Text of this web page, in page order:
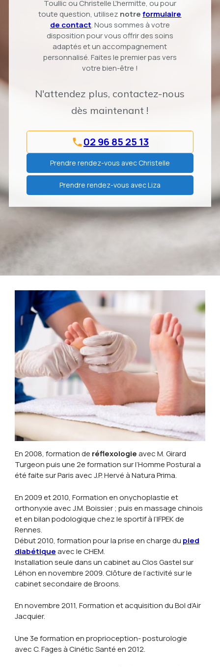
Toullic ou Christelle L'hermitte, ou pour
toute question, utilisez notreformulaire
de contact. Nous sommes à votre
disposition pour vous offrir des soins
adaptés et un accompagnement
personnalisé. Faites le premier pas vers
votre bien-être !
N'attendez plus, contactez-nous
dès maintenant !
02 96 85 25 13
Prendre rendez-vous avec Christelle
Prendre rendez-vous avec Liza
En 2008, formation de réflexologieavec M. Girard
Turgeon puis une 2e formation sur l’Homme Postural a
été faite sur Paris avec J.P. Hervé à Natura Prima.
En 2009 et 2010, Formation en onychoplastie et
orthonyxie avec J.M. Boissier ; puis en massage chinois
et en bilan podologique chez le sportif à l’IFPEK de
Rennes.
Début 2010, formation pour la prise en charge du pied
diabétiqueavec le CHEM.
Installation seule dans un cabinet au Clos Gastel sur
Léhon en novembre 2009. Clôture de l’activité sur le
cabinet secondaire de Broons.
En novembre 2011, Formation et acquisition du Bol d’Air
Jacquier.
Une 3e formation en proprioception- posturologie
avec C. Fages à Cinétic Santé en 2012.